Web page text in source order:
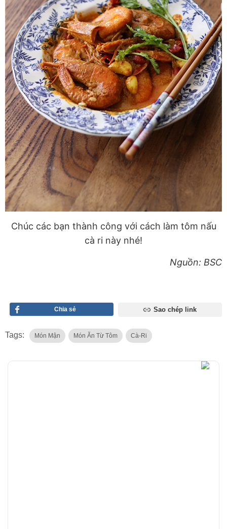
Chúc các bạn thành công với cách làm tôm nấu
cà ri này nhé!
Nguồn: BSC
Chia sẻ Sao chép link
Tags: Món Mận Món Ăn Từ Tôm Cà-Ri